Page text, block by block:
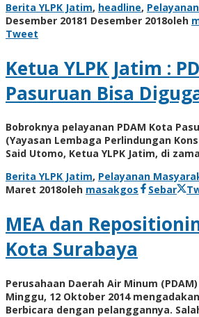
Berita YLPK Jatim, headline,
Desember 20181 Desember 2018oleh
Tweet
Ketua YLPK Jatim :
Pasuruan Bisa
Bobroknya pelayanan PDAM Kota
(Yayasan Lembaga Perlindungan
Said Utomo, Ketua YLPK Jatim, di
Berita YLPK Jatim, Pelayanan
Maret 2018oleh masakgos Sebar
MEA dan
Kota Surabaya
Perusahaan Daerah Air Minum
Minggu, 12 Oktober 2014
Berbicara dengan pelanggannya.